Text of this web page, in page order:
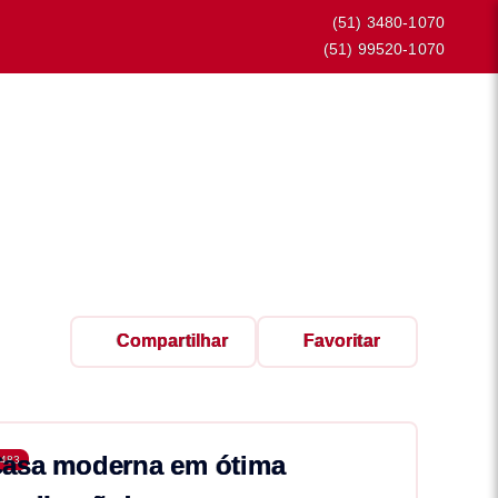
(51) 3480-1070
(51) 99520-1070
Compartilhar Favoritar
moderna em ótima